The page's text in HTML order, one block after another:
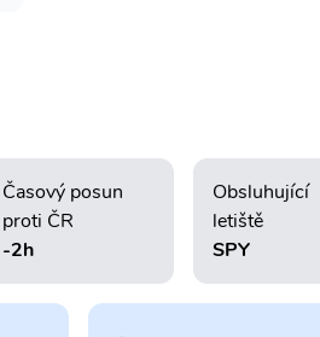
Časový posun
proti ČR
-2h
Obsluhující
letiště
SPY